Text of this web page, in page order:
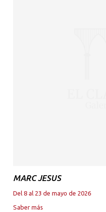
MARC JESUS
Del 8 al 23 de mayo de 2026
Saber más